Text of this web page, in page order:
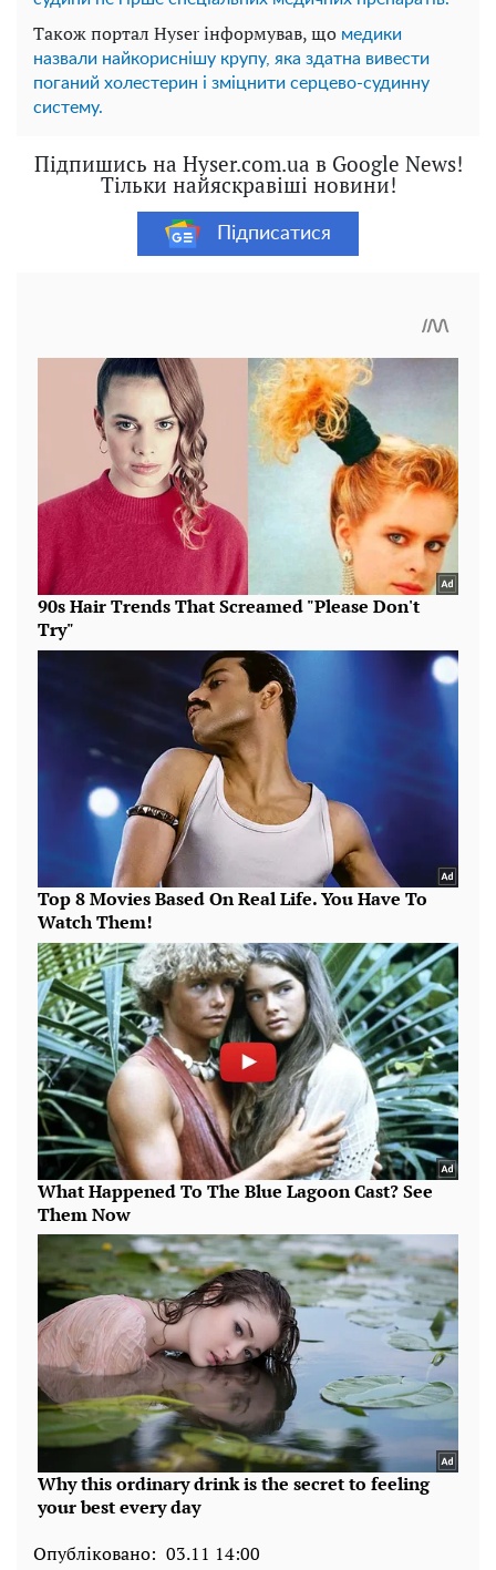
Також портал Hyser інформував, що медики
назвали найкориснішу крупу, яка здатна вивести
поганий холестерин і зміцнити серцево-судинну
систему.
Підпишись на Hyser.com.ua в Google News!
Тільки найяскравіші новини!
Підписатися
Опубліковано: 03.11 14:00